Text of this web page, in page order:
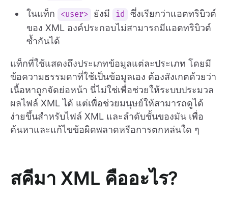
ในแท็ก <user> ยังมี id
ซึ่งเรียกว่าแอตทริบิวต์
ของ XML องค์ประกอบไม่สามารถมีแอตทริบิวต์
ซ้ำกันได้
แท็กที่ใช้แสดงถึงประเภทข้อมูลแต่ละประเภท โดยมี
ข้อความธรรมดาที่ใช้เป็นข้อมูลเอง ต้องสังเกตด้วยว่า
เนื้อหาถูกจัดย่อหน้า นี่ไม่ใช่เพื่อช่วยให้ระบบประมวล
ผลไฟล์ XML ได้ แต่เพื่อช่วยมนุษย์ให้สามารถดูได้
ง่ายขึ้นสำหรับไฟล์ XML และลำดับชั้นของมัน เพื่อ
ค้นหาและแก้ไขข้อผิดพลาดหรือการตกหล่นใด ๆ
สคีมา XML คืออะไร?